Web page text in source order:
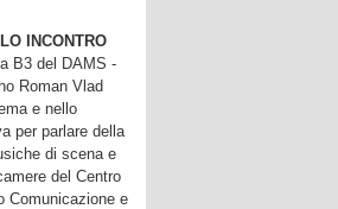
INCONTRO
B3 del DAMS -
Roman Vlad
e nello
per parlare della
di scena e
del Centro
Comunicazione e